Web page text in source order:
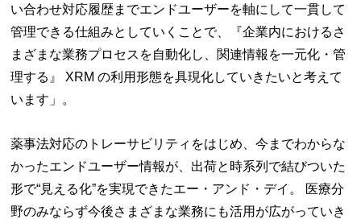
い合わせ対応履歴までエンドユーザーを軸にして一貫して
管理できる仕組みとしていくことで、『企業内におけるさ
まざまな業務プロセスを自動化し、関連情報を一元化・管
理する』 XRM の利用形態を具現化していきたいと考えて
います」。
薬事法対応のトレーサビリティをはじめ、今までわからな
かったエンドユーザー情報が、出荷と時系列で結びついた
形で“見える化”を実現できたエー・アンド・デイ。 医療分
野のみならず今後さまざまな業務にも活用が広がっていき